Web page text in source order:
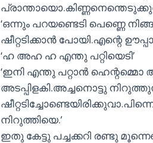
‘ഒന്നും പറയണ്ടെടി പെണ്ണെ
ഷീറ്റടിക്കാന്‍ പോയി.എന്റെ
‘ഹ അഹ ഹ എന്തു പറ്റിയെടി’
‘ഇനി എന്തു പറ്റാന്‍ ഹെന്റമ്മൊ ആ
അടപ്പിളകി.അച്ചനൊട്ടു
നിറുത്തിയെ.’
ഇതു കേട്ടു പച്ചക്കറി രണ്ടു